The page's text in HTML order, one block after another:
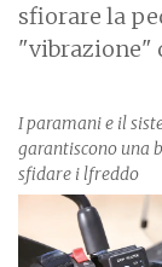
sfiorare la
"vibrazione"
I paramani e il
garantiscono una
sfidare i lfreddo